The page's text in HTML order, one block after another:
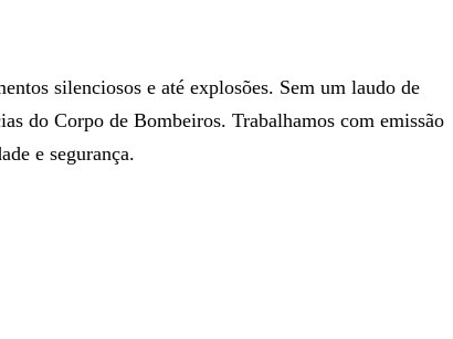
silenciosos e até explosões. Sem um laudo de
do Corpo de Bombeiros. Trabalhamos com emissão
e segurança.